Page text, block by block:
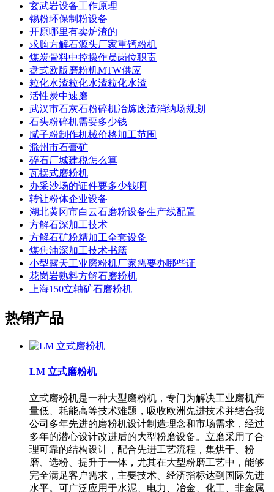
玄武岩设备工作原理
锡粉环保制粉设备
开原哪里有卖炉渣的
求购方解石源头厂家重钙粉机
煤炭骨料中控操作员岗位职责
盘式欧版磨粉机MTW供应
粒化水渣粒化水渣粒化水渣
活性炭中速磨
武汉市石灰石粉碎机冶炼废渣消纳场规划
石头粉碎机需要多少钱
腻子粉制作机械价格加工范围
滁州市石膏矿
碎石厂城建税怎么算
瓦摆式磨粉机
办采沙场的证件要多少钱啊
转让粉体企业设备
湖北黄冈市白云石磨粉设备生产线配置
方解石深加工技术
方解石矿粉精加工全套设备
煤焦油深加工技术书籍
小型露天工业磨粉机厂家需要办哪些证
花岗岩熟料方解石磨粉机
上海150立轴矿石磨粉机
热销产品
LM 立式磨粉机
立式磨粉机是一种大型磨粉机，专门为解决工业磨机产
量低、耗能高等技术难题，吸收欧洲先进技术并结合我
公司多年先进的磨粉机设计制造理念和市场需求，经过
多年的潜心设计改进后的大型粉磨设备。立磨采用了合
理可靠的结构设计，配合先进工艺流程，集烘干、粉
磨、选粉、提升于一体，尤其在大型粉磨工艺中，能够
完全满足客户需求，主要技术、经济指标达到国际先进
水平。可广泛应用于水泥、电力、冶金、化工、非金属